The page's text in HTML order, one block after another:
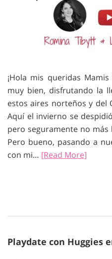
¡Hola mis queridas
muy bien, disfrutando la
estos aires norteños y del
Aquí el invierno se
pero seguramente no más
Pero bueno, pasando a
con mi… [Read More]
Playdate con Huggies